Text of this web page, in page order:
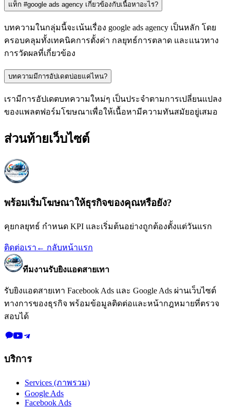
แท็ก #google ads agency เกี่ยวข้องกับเนื้อหาอะไร?
บทความในกลุ่มนี้จะเน้นเรื่อง google ads agency เป็นหลัก โดย
ครอบคลุมทั้งเทคนิคการตั้งค่า กลยุทธ์การตลาด และแนวทาง
การวัดผลที่เกี่ยวข้อง
บทความมีการอัปเดตบ่อยแค่ไหน?
เรามีการอัปเดตบทความใหม่ๆ เป็นประจำตามการเปลี่ยนแปลง
ของแพลตฟอร์มโฆษณาเพื่อให้เนื้อหามีความทันสมัยอยู่เสมอ
ส่วนท้ายเว็บไซต์
พร้อมเริ่มโฆษณาให้ธุรกิจของคุณหรือยัง?
คุยกลยุทธ์ กำหนด KPI และเริ่มต้นอย่างถูกต้องตั้งแต่วันแรก
ติดต่อเรา ← กลับหน้าแรก
ทีมงานรับยิงแอดสายเทา
รับยิงแอดสายเทา Facebook Ads และ Google Ads ผ่านเว็บไซต์
ทางการของธุรกิจ พร้อมข้อมูลติดต่อและหน้ากฎหมายที่ตรวจ
สอบได้
บริการ
Services (ภาพรวม)
Google Ads
Facebook Ads